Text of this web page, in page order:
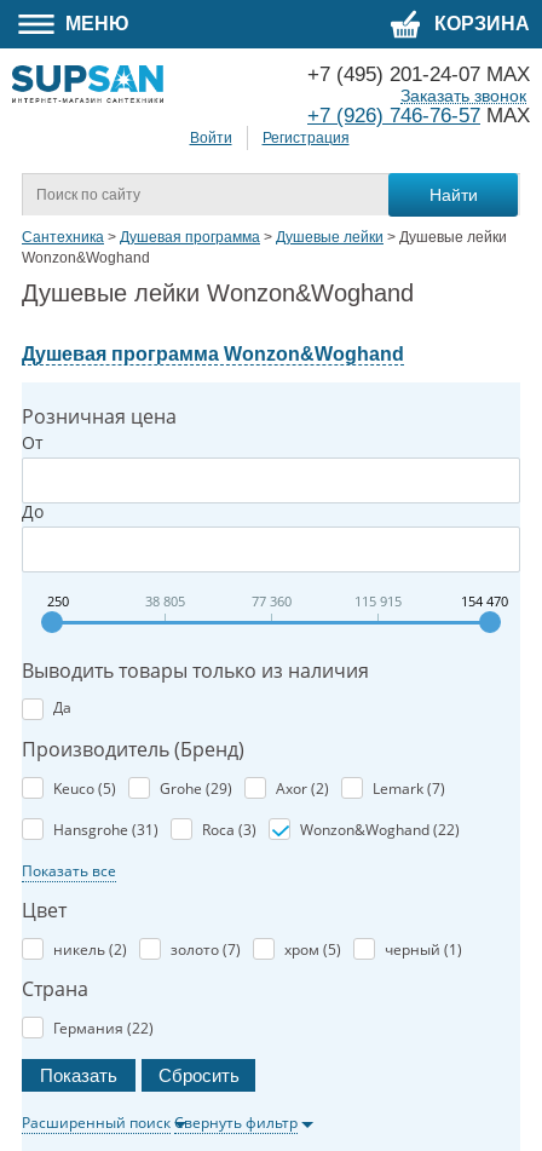
МЕНЮ КОРЗИНА
Войти Регистрация
+7 (495) 201-24-07 MAX
+7 (926) 746-76-57 MAX
Заказать звонок
Сантехника > Душевая программа > Душевые лейки > Душевые лейки
Wonzon&Woghand
Душевые лейки Wonzon&Woghand
Душевая программа Wonzon&Woghand
Розничная цена
От
До
250 38 805 77 360 115 915 154 470
Выводить товары только из наличия
Да
Производитель (Бренд)
Keuco (5) Grohe (29) Axor (2) Lemark (7)
Hansgrohe (31) Roca (3) Wonzon&Woghand (22)
Показать все
Цвет
никель (2) золото (7) хром (5) черный (1)
Страна
Германия (22)
Расширенный поискСвернуть фильтр